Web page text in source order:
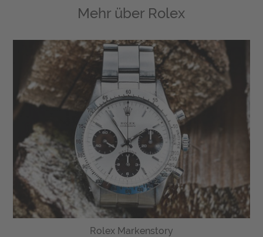
Mehr über Rolex
Rolex Markenstory